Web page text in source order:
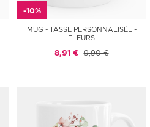
-10%
MUG - TASSE PERSONNALISÉE -
FLEURS
8,91 € 9,90 €